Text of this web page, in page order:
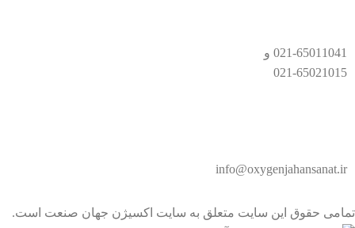
021-65011041 و
021-65021015
info@oxygenjahansanat.ir
تمامی حقوق این سایت متعلق به سایت اکسیژن جهان صنعت است.